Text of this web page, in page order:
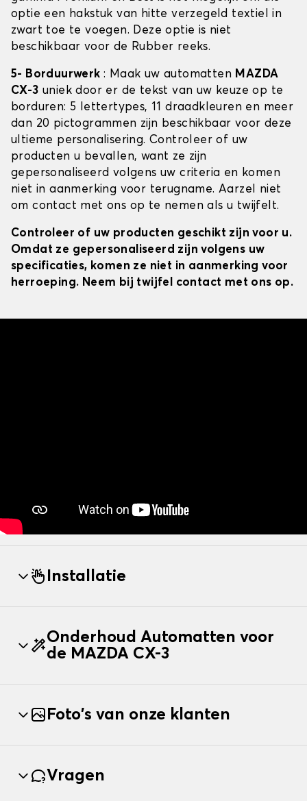
optie een hakstuk van hitte verzegeld textiel in
zwart toe te voegen. Deze optie is niet
beschikbaar voor de Rubber reeks.
5- Borduurwerk : Maak uw automatten MAZDA
CX-3 uniek door er de tekst van uw keuze op te
borduren: 5 lettertypes, 11 draadkleuren en meer
dan 20 pictogrammen zijn beschikbaar voor deze
ultieme personalisering. Controleer of uw
producten u bevallen, want ze zijn
gepersonaliseerd volgens uw criteria en komen
niet in aanmerking voor terugname. Aarzel niet
om contact met ons op te nemen als u twijfelt.
Controleer of uw producten geschikt zijn voor u.
Omdat ze gepersonaliseerd zijn volgens uw
specificaties, komen ze niet in aanmerking voor
herroeping. Neem bij twijfel contact met ons op.
Installatie
Onderhoud Automatten voor
de MAZDA CX-3
Foto's van onze klanten
Vragen